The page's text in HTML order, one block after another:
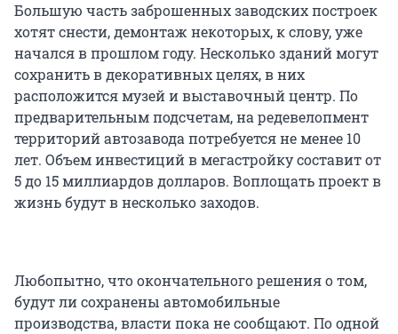
Большую часть заброшенных заводских построек
хотят снести, демонтаж некоторых, к слову, уже
начался в прошлом году. Несколько зданий могут
сохранить в декоративных целях, в них
расположится музей и выставочный центр. По
предварительным подсчетам, на редевелопмент
территорий автозавода потребуется не менее 10
лет. Объем инвестиций в мегастройку составит от
5 до 15 миллиардов долларов. Воплощать проект в
жизнь будут в несколько заходов.
Любопытно, что окончательного решения о том,
будут ли сохранены автомобильные
производства, власти пока не сообщают. По одной